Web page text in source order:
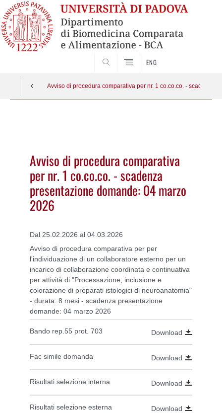
ENG
Avviso di procedura comparativa per nr. 1 co.co.co. - scadenza
Avviso di procedura comparativa
per nr. 1 co.co.co. - scadenza
presentazione domande: 04 marzo
2026
Dal 25.02.2026 al 04.03.2026
Avviso di procedura comparativa per per
l'individuazione di un collaboratore esterno per un
incarico di collaborazione coordinata e continuativa
per attività di "Processazione, inclusione e
colorazione di preparati istologici di neuroanatomia"
- durata: 8 mesi - scadenza presentazione
domande: 04 marzo 2026
Bando rep.55 prot. 703 Download
Fac simile domanda Download
Risultati selezione interna Download
Risultati selezione esterna Download